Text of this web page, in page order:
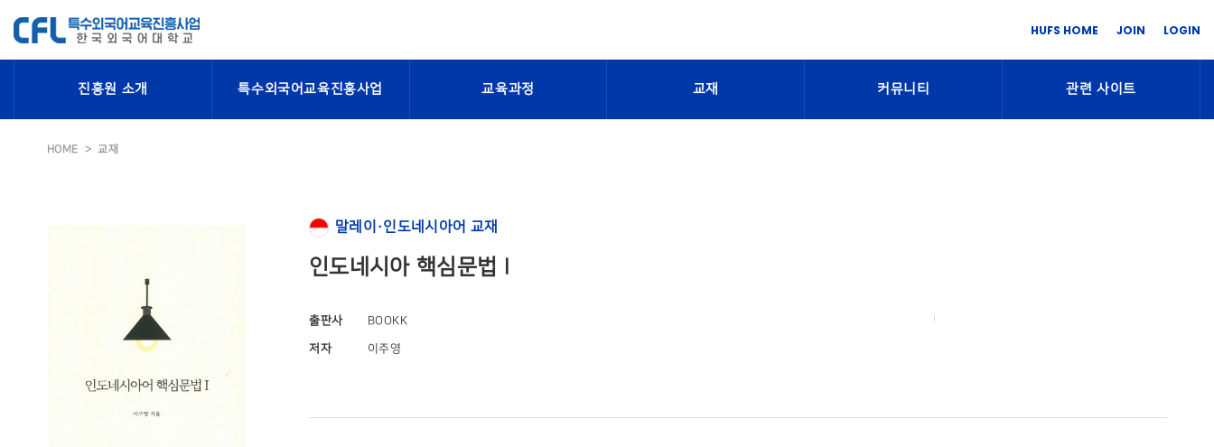
HUFS HOME JOIN LOGIN
진흥원 소개 특수외국어교육진흥사업 교육과정 교재 커뮤니티 관련 사이트
HOME 교재
말레이·인도네시아어 교재
인도네시아 핵심문법 I
출판사 BOOKK
저자 이주영